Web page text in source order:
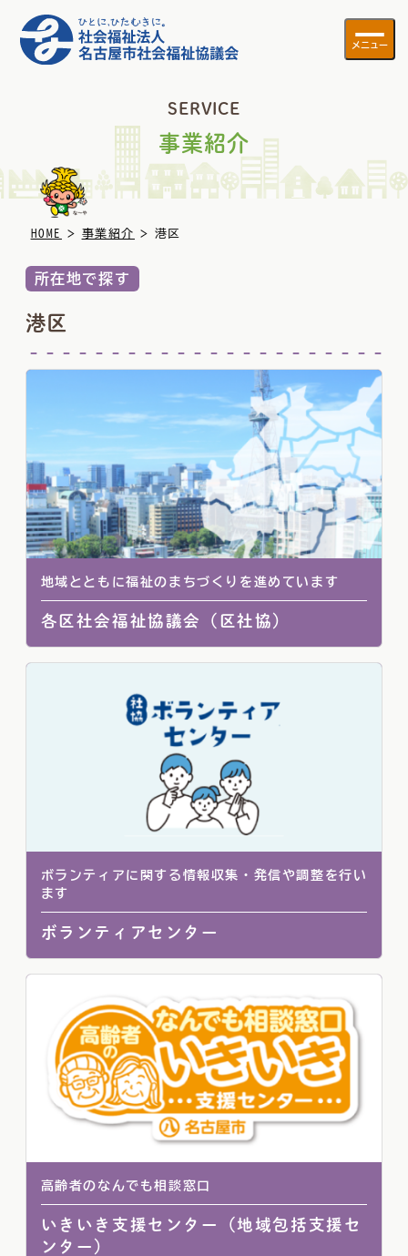
メニュー
SERVICE
事業紹介
HOME > 事業紹介 > 港区
所在地で探す
港区
地域とともに福祉のまちづくりを進めています
各区社会福祉協議会（区社協）
ボランティアに関する情報収集・発信や調整を行い
ます
ボランティアセンター
高齢者のなんでも相談窓口
いきいき支援センター（地域包括支援セ
ンター）